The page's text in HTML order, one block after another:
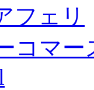
ェリ
コマ